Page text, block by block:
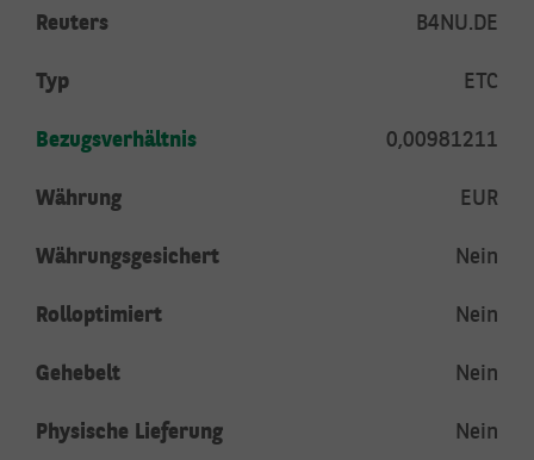
Reuters B4NU.DE
Typ ETC
Bezugsverhältnis 0,00981211
Währung EUR
Währungsgesichert Nein
Rolloptimiert Nein
Gehebelt Nein
Physische Lieferung Nein